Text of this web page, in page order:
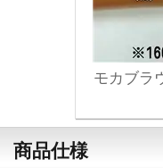
モカブラ
商品仕様